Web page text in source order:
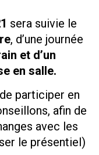
sera suivie le
, d’une journée
et d’un
en salle.
participer en
afin de
avec les
le présentiel)